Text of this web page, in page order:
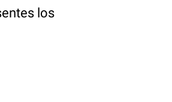
los